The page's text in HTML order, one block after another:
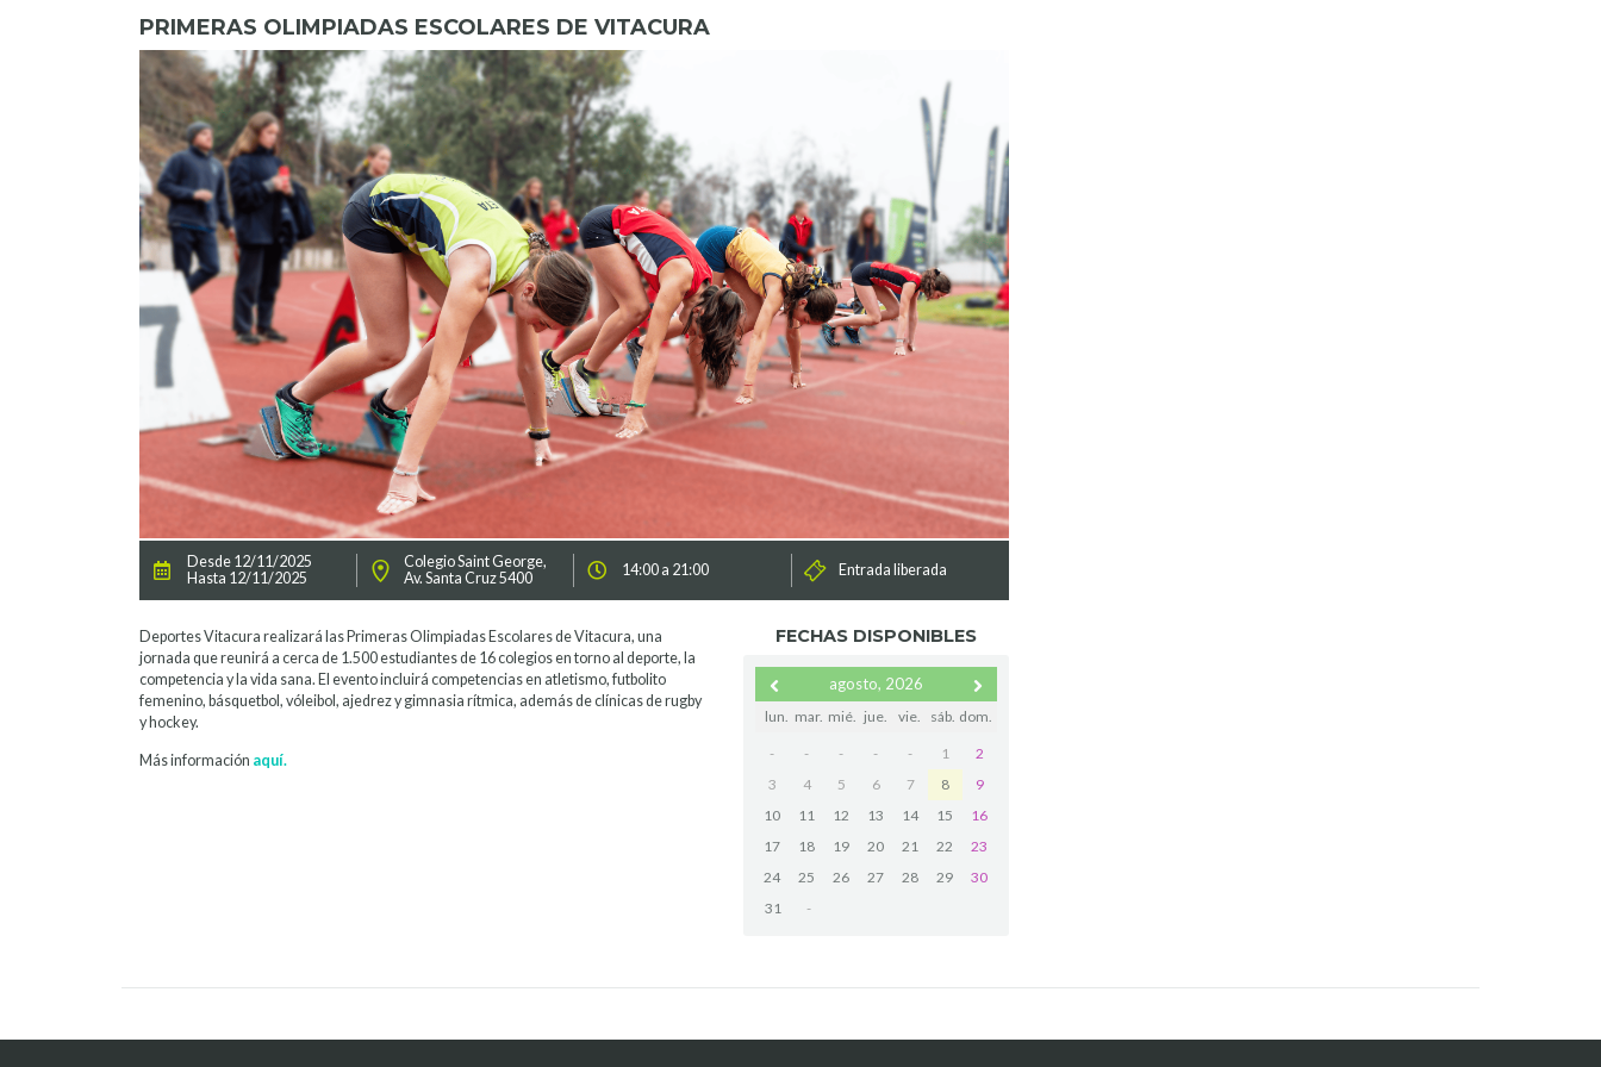
PRIMERAS OLIMPIADAS ESCOLARES DE VITACURA
Desde 12/11/2025
Hasta 12/11/2025
Colegio Saint George,
Av. Santa Cruz 5400
14:00 a 21:00 Entrada liberada
Deportes Vitacura realizará las Primeras Olimpiadas Escolares de Vitacura, una
jornada que reunirá a cerca de 1.500 estudiantes de 16 colegios en torno al deporte, la
competencia y la vida sana. El evento incluirá competencias en atletismo, futbolito
femenino, básquetbol, vóleibol, ajedrez y gimnasia rítmica, además de clínicas de rugby
y hockey.
Más información aquí.
FECHAS DISPONIBLES
agosto, 2026
lun. mar. mié. jue. vie. sáb. dom.
- - - - - 1
2
3
4 5 6 7 8
9
10
11 12 13 14 15
16
17
18 19 20 21 22
23
24
25 26 27 28 29
30
31
-